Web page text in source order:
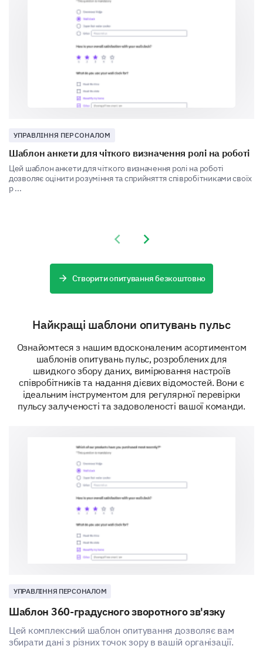
Regular Feedback Sessions
Online Learning Resources
Peer Learning Groups
Do you believe you have the necessary
resources to meet your performance goals?
Yes
No
Please enter your comment here:
Final Thoughts on Performance
Please respond to the following statements:
I feel my efforts are recognized and appreciated.
My work contributes to the company's goals.
I am motivated to exceed my performance targets.
I see a clear path for career growth in the company.
УПРАВЛІННЯ ПЕРСОНАЛОМ
Шаблон анкети для чіткого визначення ролі на роботі
Цей шаблон анкети для чіткого визначення ролі на роботі
дозволяє оцінити розуміння та сприйняття співробітниками своїх
р ...
Previous slide
Next slide
Створити опитування безкоштовно
Найкращі шаблони опитувань пульс
Ознайомтеся з нашим вдосконаленим асортиментом
шаблонів опитувань пульс, розроблених для
швидкого збору даних, вимірювання настроїв
співробітників та надання дієвих відомостей. Вони є
ідеальним інструментом для регулярної перевірки
пульсу залученості та задоволеності вашої команди.
УПРАВЛІННЯ ПЕРСОНАЛОМ
Шаблон 360-градусного зворотного зв'язку
Цей комплексний шаблон опитування дозволяє вам
збирати дані з різних точок зору в вашій організації.